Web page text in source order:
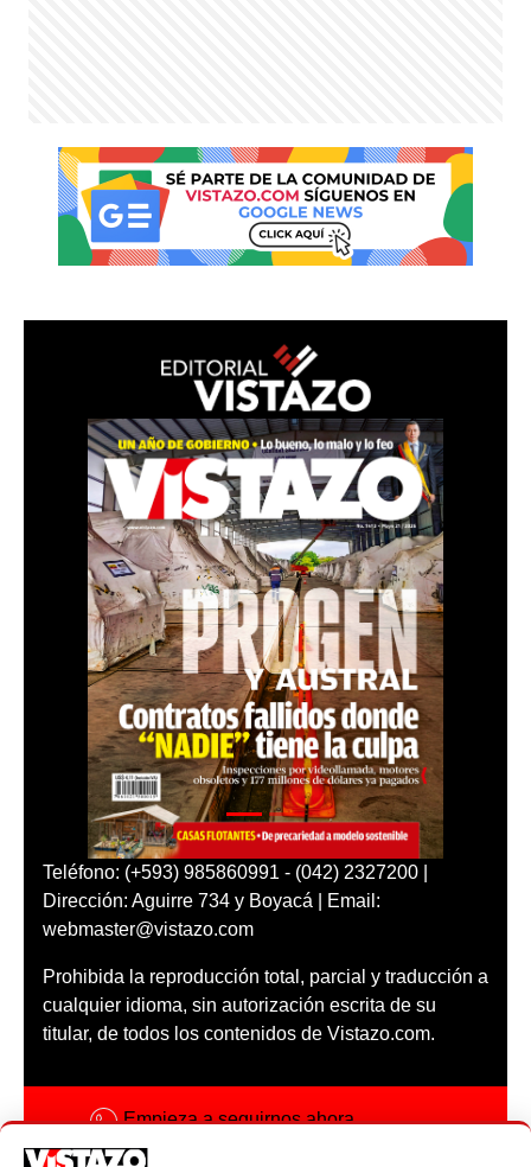
Teléfono: (+593) 985860991 - (042) 2327200 |
Dirección: Aguirre 734 y Boyacá | Email:
webmaster@vistazo.com
Prohibida la reproducción total, parcial y traducción a
cualquier idioma, sin autorización escrita de su
titular, de todos los contenidos de Vistazo.com.
Empieza a seguirnos ahora